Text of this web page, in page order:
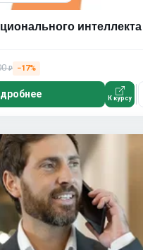
интеллекта
₽ −17%
К курсу